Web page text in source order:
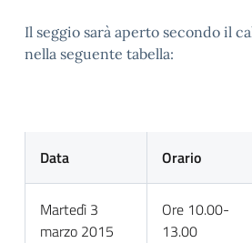
Il seggio sarà aperto secondo il
nella seguente tabella:
Data Orario
Martedì 3
marzo 2015
Ore 10.00-
13.00